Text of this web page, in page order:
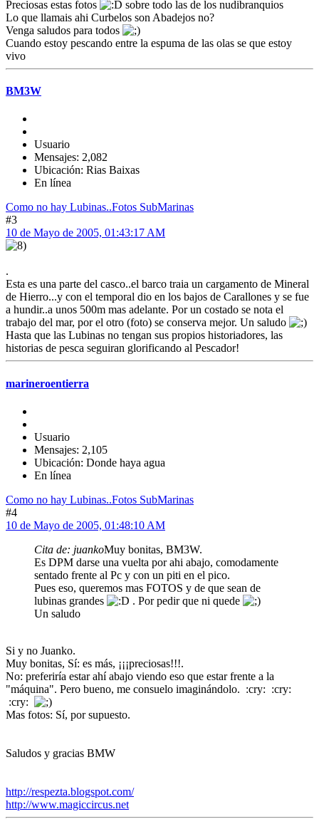
Preciosas estas fotos
sobre todo las de los nudibranquios
Lo que llamais ahi Curbelos son Abadejos no?
Venga saludos para todos
Cuando estoy pescando entre la espuma de las olas se que estoy
vivo
BM3W
Usuario
Mensajes: 2,082
Ubicación: Rias Baixas
En línea
Como no hay Lubinas..Fotos SubMarinas
#3
10 de Mayo de 2005, 01:43:17 AM
.
Esta es una parte del casco..el barco traia un cargamento de Mineral
de Hierro...y con el temporal dio en los bajos de Carallones y se fue
a hundir..a unos 500m mas adelante. Por un costado se nota el
trabajo del mar, por el otro (foto) se conserva mejor. Un saludo
Hasta que las Lubinas no tengan sus propios historiadores, las
historias de pesca seguiran glorificando al Pescador!
marineroentierra
Usuario
Mensajes: 2,105
Ubicación: Donde haya agua
En línea
Como no hay Lubinas..Fotos SubMarinas
#4
10 de Mayo de 2005, 01:48:10 AM
Cita de: juankoMuy bonitas, BM3W.
Es DPM darse una vuelta por ahi abajo, comodamente
sentado frente al Pc y con un piti en el pico.
Pues eso, queremos mas FOTOS y de que sean de
lubinas grandes
. Por pedir que ni quede
Un saludo
Si y no Juanko.
Muy bonitas, Sí: es más, ¡¡¡preciosas!!!.
No: preferiría estar ahí abajo viendo eso que estar frente a la
"máquina". Pero bueno, me consuelo imaginándolo. :cry: :cry:
:cry:
Mas fotos: Sí, por supuesto.
Saludos y gracias BMW
http://respezta.blogspot.com/
http://www.magiccircus.net